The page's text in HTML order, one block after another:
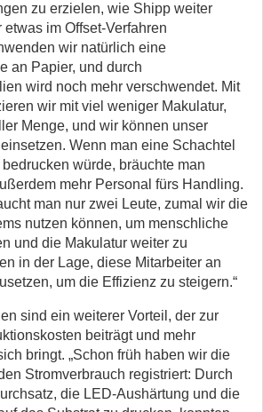
zu erzielen, wie Shipp weiter
etwas im Offset-Verfahren
wir natürlich eine
an Papier, und durch
wird noch mehr verschwendet. Mit
wir mit viel weniger Makulatur,
Menge, und wir können unser
Wenn man eine Schachtel
würde, bräuchte man
mehr Personal fürs Handling.
man nur zwei Leute, zumal wir die
nutzen können, um menschliche
und die Makulatur weiter zu
in der Lage, diese Mitarbeiter an
um die Effizienz zu steigern.“
sind ein weiterer Vorteil, der zur
beiträgt und mehr
bringt. „Schon früh haben wir die
Stromverbrauch registriert: Durch
die LED-Aushärtung und die